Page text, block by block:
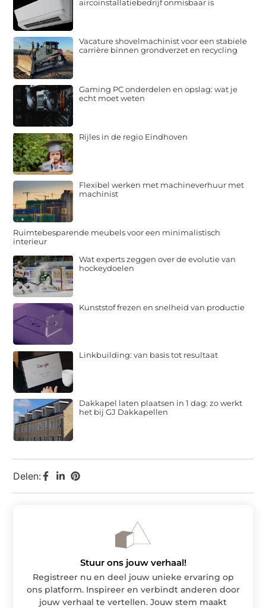
Delen:
aircoinstallatiebedrijf onmisbaar is
Vacature shovelmachinist voor een stabiele
carrière binnen grondverzet en recycling
Gaming PC onderdelen en opslag: wat je
echt moet weten
Rijles in de regio Eindhoven
Flexibel werken met machineverhuur met
machinist
Ruimtebesparende meubels voor een minimalistisch
interieur
Wat experts zeggen over de evolutie van
hockeydoelen
Kunststof frezen en snelheid van productie
Linkbuilding: van basis tot resultaat
Dakkapel laten plaatsen in 1 dag: zo werkt
het bij GJ Dakkapellen
Stuur ons jouw verhaal!
Registreer nu en deel jouw unieke ervaring op
ons platform. Inspireer en verbindt anderen door
jouw verhaal te vertellen. Jouw stem maakt